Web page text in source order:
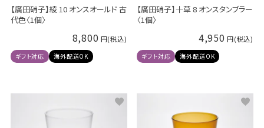
【廣田硝子】綾 10 オンスオールド 古
代色〈1個〉
8,800
ギフト対応 海外配送OK
【廣田硝子】十草 8 オンスタンブラー
〈1個〉
4,950
ギフト対応 海外配送OK